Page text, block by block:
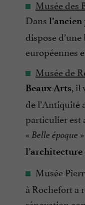
Musée des
Dans
dispose
européennes
Musée de
Beaux-Arts, il
de l’Antiquité
particulier est
« Belle époque
Musée
à Rochefort a